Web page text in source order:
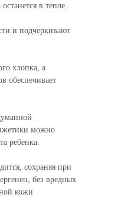
в тепле.
и подчеркивают
хлопка, а
обеспечивает
можно
ребенка.
сохраняя при
без вредных
кожи